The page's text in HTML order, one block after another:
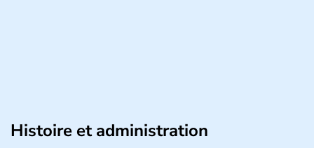
Histoire et administration